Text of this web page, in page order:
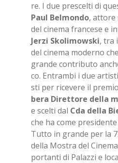
re. I due pre­scel­ti di
Paul Bel­mon­do, at­to­re
del ci­ne­ma fran­ce­se e
Jer­zi Sko­li­mo­w­ski, tra
del ci­ne­ma mo­der­no
gran­de con­tri­bu­to
co. En­tram­bi i due
sti per ri­ce­ve­re il
be­ra Di­ret­to­re del­la
e scel­ti dal Cda del­la
che ha come pre­si­den­te
Tut­to in gran­de per la
del­la Mo­stra del
por­tan­ti di Pa­laz­zi e